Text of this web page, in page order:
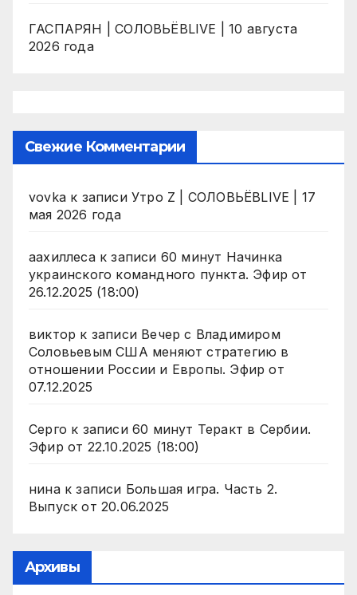
ГАСПАРЯН | СОЛОВЬЁВLIVE | 10 августа
2026 года
Свежие Комментарии
vovka к записи Утро Z | СОЛОВЬЁВLIVE | 17
мая 2026 года
аахиллесак записи 60 минут Начинка
украинского командного пункта. Эфир от
26.12.2025 (18:00)
виктор к записи Вечер с Владимиром
Соловьевым США меняют стратегию в
отношении России и Европы. Эфир от
07.12.2025
Серго к записи 60 минут Теракт в Сербии.
Эфир от 22.10.2025 (18:00)
нинак записи Большая игра. Часть 2.
Выпуск от 20.06.2025
Архивы